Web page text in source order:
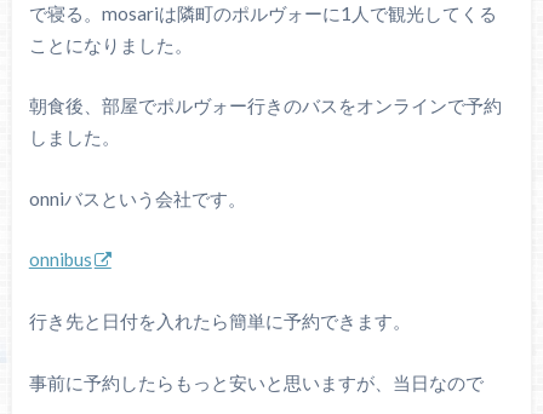
で寝る。mosariは隣町のポルヴォーに1人で観光してくる
ことになりました。
朝食後、部屋でポルヴォー行きのバスをオンラインで予約
しました。
onniバスという会社です。
onnibus
行き先と日付を入れたら簡単に予約できます。
事前に予約したらもっと安いと思いますが、当日なので